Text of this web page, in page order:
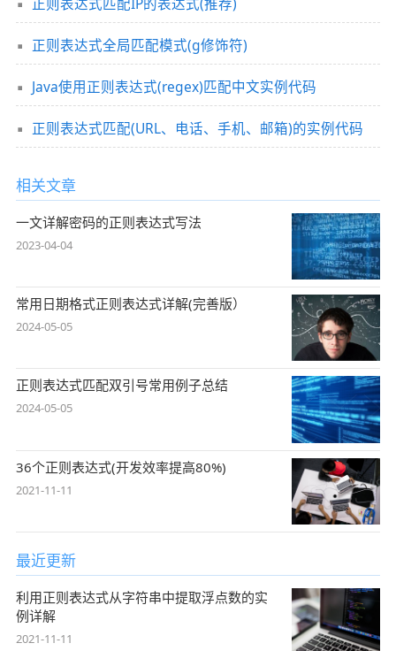
正则表达式全局匹配模式(g修饰符)
Java使用正则表达式(regex)匹配中文实例代码
正则表达式匹配(URL、电话、手机、邮箱)的实例代码
相关文章
一文详解密码的正则表达式写法
2023-04-04
常用日期格式正则表达式详解(完善版）
2024-05-05
正则表达式匹配双引号常用例子总结
2024-05-05
36个正则表达式(开发效率提高80%)
2021-11-11
最近更新
利用正则表达式从字符串中提取浮点数的实
例详解
2021-11-11